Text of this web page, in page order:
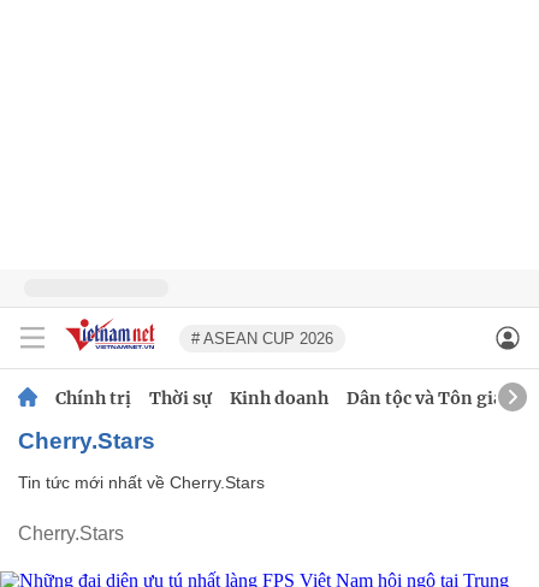
# ASEAN CUP 2026
Chính trị Thời sự Kinh doanh Dân tộc và Tôn giáo
Cherry.Stars
Tin tức mới nhất về Cherry.Stars
Cherry.Stars